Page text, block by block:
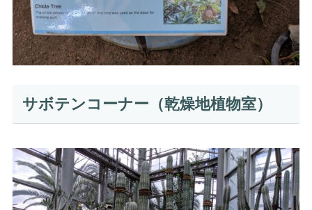
サボテンコーナー（乾燥地植物室）